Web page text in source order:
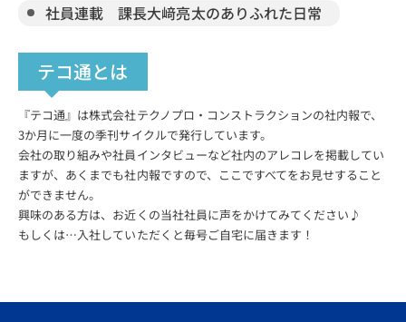
社員連載 課長大﨑亮太のありふれた日常
テコ通とは
『テコ通』は株式会社テクノプロ・コンストラクションの社内報で、
3か月に一度の季刊サイクルで発行しています。
会社の取り組みや社員インタビューなど社内のアレコレを掲載してい
ますが、あくまでも社内報ですので、ここですべてをお見せすること
ができません。
興味のある方は、お近くの当社社員に声をかけてみてください♪
もしくは…入社していただくと毎号ご自宅に届きます！